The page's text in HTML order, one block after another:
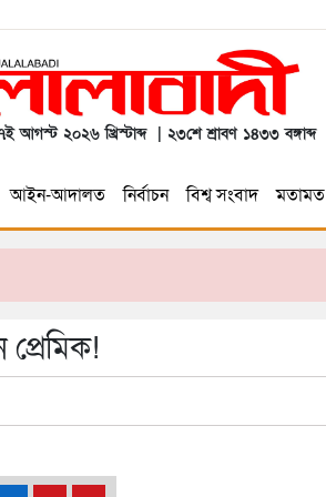
আগস্ট ২০২৬ খ্রিস্টাব্দ | ২৩শে শ্রাবণ ১৪৩৩ বঙ্গাব্দ
আইন-আদালত নির্বাচন বিশ্ব সংবাদ মতামত